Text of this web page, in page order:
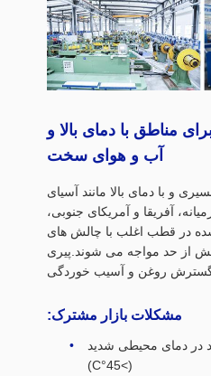
مناطق با دمای بالا و
آب و هوای سخت
و با دمای بالا مانند آسیای
آفریقا و آمریکای جنوبی،
در قطب اغلب با چالش های
از حد مواجه می شوند.پیری
روغن و آسیب خوردگی
مشکلات بازار مشترک:
در دمای محیطی شدید
(>45°C)